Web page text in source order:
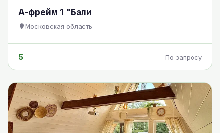
А-фрейм 1 "Бали
Московская область
5 По запросу